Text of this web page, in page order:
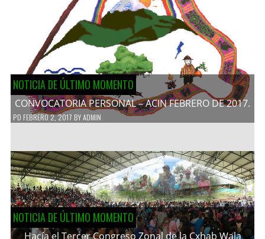
NOTICIA DE ÚLTIMO MOMENTO
CONVOCATORIA PERSONAL – ACIN FEBRERO DE 2017.
PD FEBRERO 2, 2017 BYADMIN
NOTICIA DE ÚLTIMO MOMENTO
Hacía el Tercer Congreso Zonal de la Cxhab Wala